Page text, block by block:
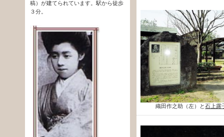
織田作之助（左）と石上露
稿）が建てられています。駅から徒歩
３分。